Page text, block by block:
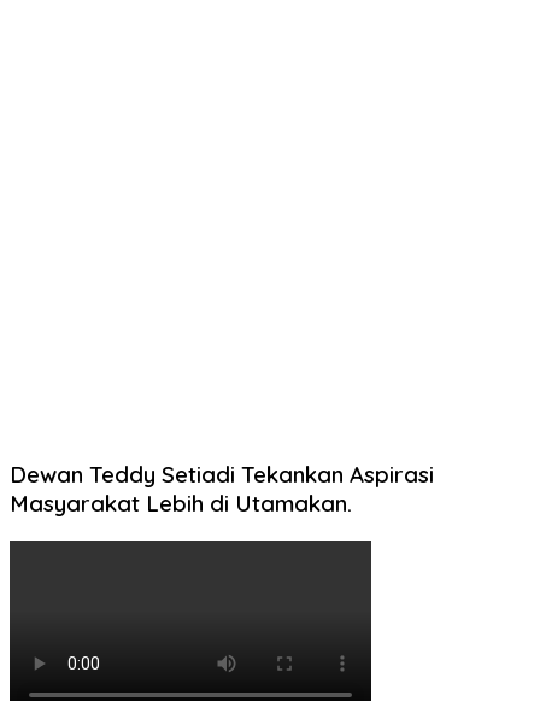
Dewan Teddy Setiadi Tekankan Aspirasi
Masyarakat Lebih di Utamakan.